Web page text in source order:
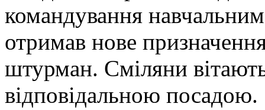
командування
отримав нове
штурман. Сміляни
відповідальною посадою.